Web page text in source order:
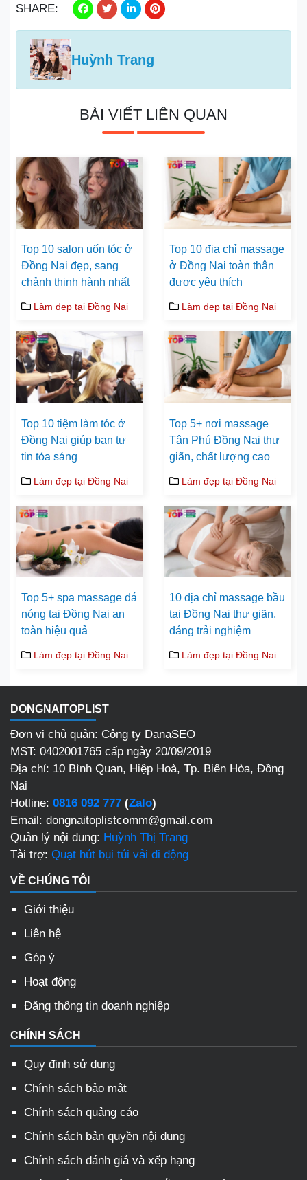
SHARE:
Huỳnh Trang
BÀI VIẾT LIÊN QUAN
Top 10 salon uốn tóc ở
Đồng Nai đẹp, sang
chảnh thịnh hành nhất
Làm đẹp tại Đồng Nai
Top 10 địa chỉ massage
ở Đồng Nai toàn thân
được yêu thích
Làm đẹp tại Đồng Nai
Top 10 tiệm làm tóc ở
Đồng Nai giúp bạn tự
tin tỏa sáng
Làm đẹp tại Đồng Nai
Top 5+ nơi massage
Tân Phú Đồng Nai thư
giãn, chất lượng cao
Làm đẹp tại Đồng Nai
Top 5+ spa massage đá
nóng tại Đồng Nai an
toàn hiệu quả
Làm đẹp tại Đồng Nai
10 địa chỉ massage bầu
tại Đồng Nai thư giãn,
đáng trải nghiệm
Làm đẹp tại Đồng Nai
DONGNAITOPLIST
Đơn vị chủ quản: Công ty DanaSEO
MST: 0402001765 cấp ngày 20/09/2019
Địa chỉ: 10 Bình Quan, Hiệp Hoà, Tp. Biên Hòa, Đồng
Nai
Hotline: 0816 092 777 (Zalo)
Email: dongnaitoplistcomm@gmail.com
Quản lý nội dung: Huỳnh Thị Trang
Tài trợ: Quạt hút bụi túi vải di động
VỀ CHÚNG TÔI
Giới thiệu
Liên hệ
Góp ý
Hoạt động
Đăng thông tin doanh nghiệp
CHÍNH SÁCH
Quy định sử dụng
Chính sách bảo mật
Chính sách quảng cáo
Chính sách bản quyền nội dung
Chính sách đánh giá và xếp hạng